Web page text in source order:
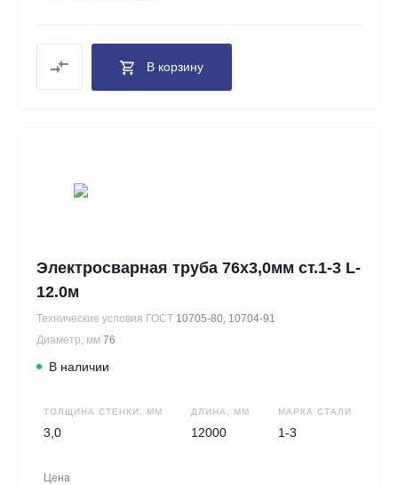
В корзину
Электросварная труба 76х3,0мм ст.1-3 L-
12.0м
Технические условия ГОСТ 10705-80, 10704-91
Диаметр, мм 76
В наличии
ТОЛЩИНА СТЕНКИ, ММ
3,0
ДЛИНА, ММ
12000
МАРКА СТАЛИ
1-3
Цена